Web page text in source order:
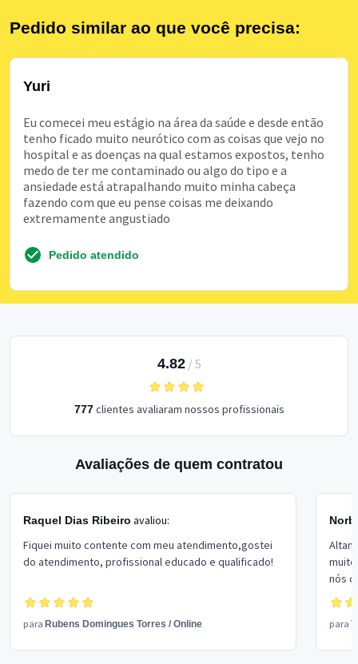
Pedido similar ao que você precisa:
Yuri
Eu comecei meu estágio na área da saúde e desde então
tenho ficado muito neurótico com as coisas que vejo no
hospital e as doenças na qual estamos expostos, tenho
medo de ter me contaminado ou algo do tipo e a
ansiedade está atrapalhando muito minha cabeça
fazendo com que eu pense coisas me deixando
extremamente angustiado
Pedido atendido
4.82/ 5
777clientes avaliaram nossos profissionais
Avaliações de quem contratou
Raquel Dias Ribeiro avaliou:
Fiquei muito contente com meu atendimento,gostei
do atendimento, profissional educado e qualificado!
para Rubens Domingues Torres / Online
nós
para